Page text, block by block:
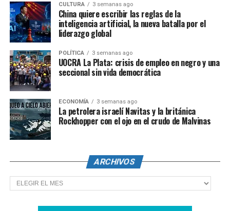
CULTURA 3 semanas ago
China quiere escribir las reglas de la
inteligencia artificial, la nueva batalla por el
liderazgo global
POLÍTICA 3 semanas ago
UOCRA La Plata: crisis de empleo en negro y una
seccional sin vida democrática
ECONOMÍA 3 semanas ago
La petrolera israelí Navitas y la británica
Rockhopper con el ojo en el crudo de Malvinas
ARCHIVOS
Archivos